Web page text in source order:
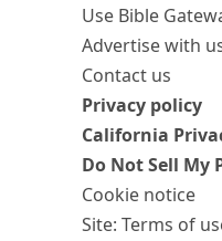
Use Bible
Advertise with
Contact us
Privacy policy
California
Do Not Sell
Cookie notice
Site: Terms of